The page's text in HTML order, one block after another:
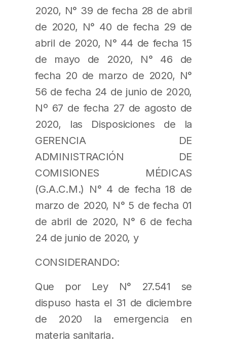
2020, N° 39 de fecha 28 de abril
de 2020, N° 40 de fecha 29 de
abril de 2020, N° 44 de fecha 15
de mayo de 2020, N° 46 de
fecha 20 de marzo de 2020, N°
56 de fecha 24 de junio de 2020,
Nº 67 de fecha 27 de agosto de
2020, las Disposiciones de la
GERENCIA DE
ADMINISTRACIÓN DE
COMISIONES MÉDICAS
(G.A.C.M.) N° 4 de fecha 18 de
marzo de 2020, N° 5 de fecha 01
de abril de 2020, N° 6 de fecha
24 de junio de 2020, y
CONSIDERANDO:
Que por Ley N° 27.541 se
dispuso hasta el 31 de diciembre
de 2020 la emergencia en
materia sanitaria.